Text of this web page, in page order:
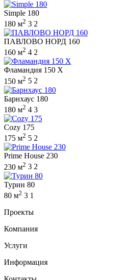
Simple 180
180 м2 3 2
ПАВЛОВО НОРД 160
160 м2 4 2
Фламандия 150 X
150 м2 5 2
Барнхаус 180
180 м2 4 3
Cozy 175
175 м2 5 2
Prime House 230
230 м2 3 2
Турин 80
80 м2 3 1
Проекты
Компания
Услуги
Информация